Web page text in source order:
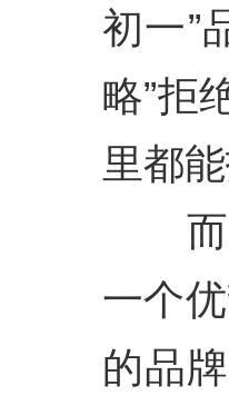
初一”
略”拒
里都
而对
一个
的品